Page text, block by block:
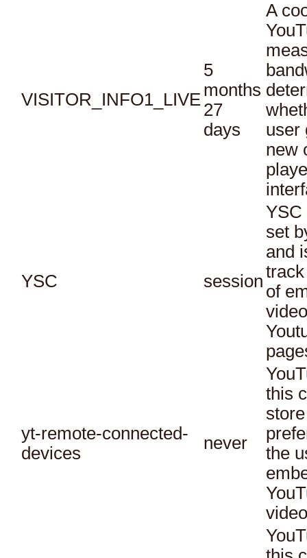
VISITOR_INFO1_LIVE
5
months
27
days
A
user
new
YSC session
YSC
set
and
of
yt-remote-connected-
devices
never
this
the